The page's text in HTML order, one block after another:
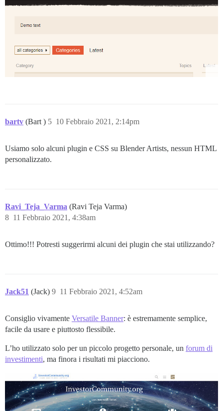
bartv (Bart ) 10 Febbraio 2021, 2:14pm
5
Usiamo solo alcuni plugin e CSS su Blender Artists, nessun HTML
personalizzato.
Ravi_Teja_Varma (Ravi Teja Varma)
11 Febbraio 2021, 4:38am
8
Ottimo!!! Potresti suggerirmi alcuni dei plugin che stai utilizzando?
Jack51 (Jack) 11 Febbraio 2021, 4:52am
9
Consiglio vivamente Versatile Banner: è estremamente semplice,
facile da usare e piuttosto flessibile.
L’ho utilizzato solo per un piccolo progetto personale, un forum di
investimenti, ma finora i risultati mi piacciono.